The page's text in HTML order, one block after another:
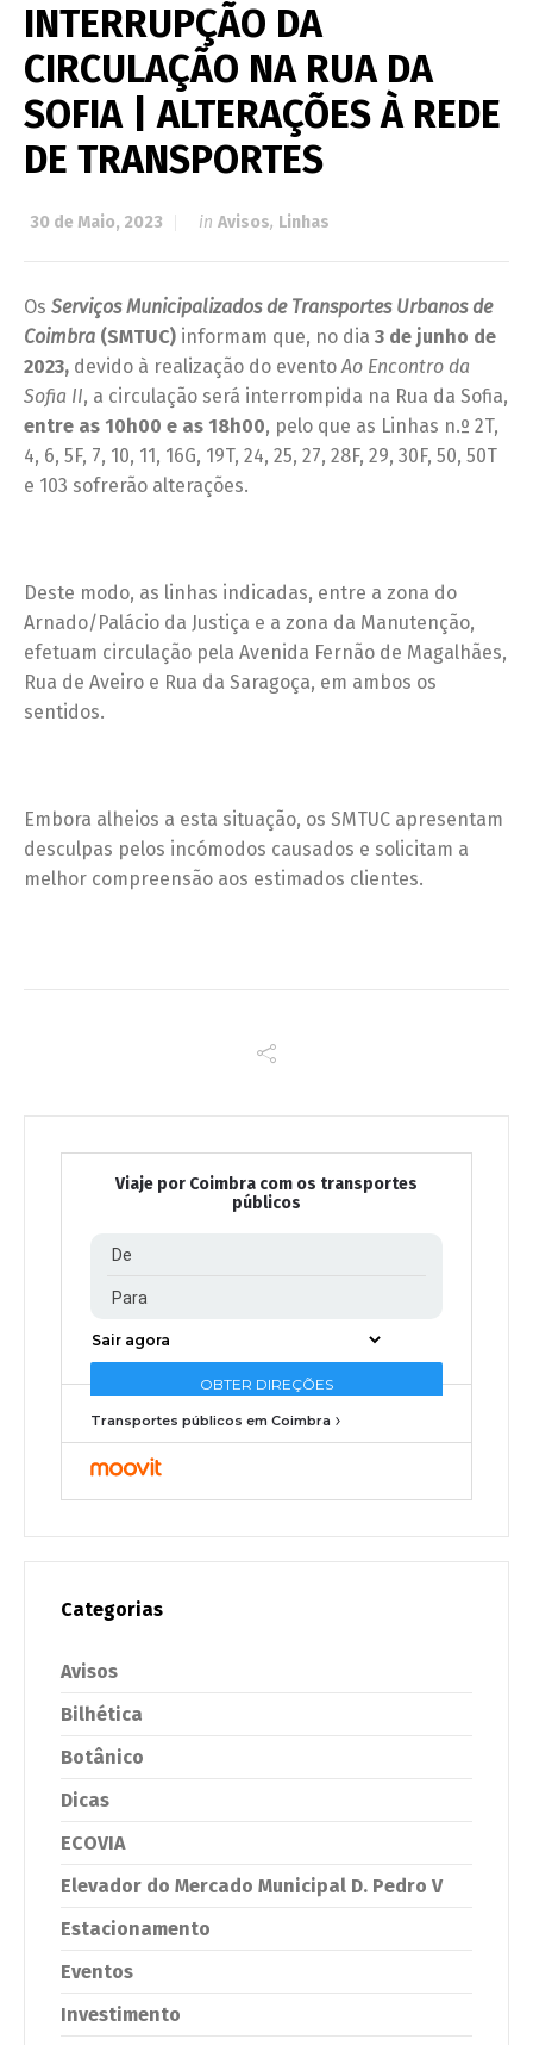
INTERRUPÇÃO DA
CIRCULAÇÃO NA RUA DA
SOFIA | ALTERAÇÕES À REDE
DE TRANSPORTES
30 de Maio, 2023 in Avisos, Linhas
Os Serviços Municipalizados de Transportes Urbanos de
Coimbra (SMTUC) informam que, no dia 3 de junho de
2023, devido à realização do eventoAo Encontro da
Sofia II, a circulação será interrompida na Rua da Sofia,
entre as 10h00 e as 18h00, pelo que as Linhas n.º 2T,
4, 6, 5F, 7, 10, 11, 16G, 19T, 24, 25, 27, 28F, 29, 30F, 50, 50T
e 103 sofrerão alterações.
Deste modo, as linhas indicadas, entre a zona do
Arnado/Palácio da Justiça e a zona da Manutenção,
efetuam circulação pela Avenida Fernão de Magalhães,
Rua de Aveiro e Rua da Saragoça, em ambos os
sentidos.
Embora alheios a esta situação, os SMTUC apresentam
desculpas pelos incómodos causados e solicitam a
melhor compreensão aos estimados clientes.
Viaje por Coimbra com os transportes
públicos
Transportes públicos em Coimbra
Categorias
Avisos
Bilhética
Botânico
Dicas
ECOVIA
Elevador do Mercado Municipal D. Pedro V
Estacionamento
Eventos
Investimento